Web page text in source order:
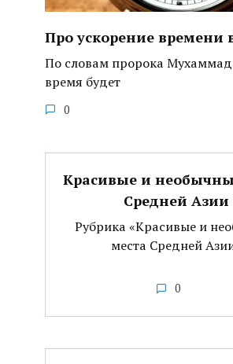
Про ускорение времени
По словам пророка
время будет
0
Красивые и
Средней Азии
Рубрика «Красивые и
места Средней
0